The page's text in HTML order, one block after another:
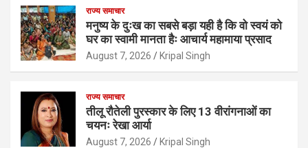
राज्य समाचार
मनुष्य के दुःख का सबसे बड़ा यही है कि वो स्वयं को
घर का स्वामी मानता हैः आचार्य महामाया प्रसाद
August 7, 2026 Kripal Singh
राज्य समाचार
तीलू रौतेली पुरस्कार के लिए 13 वीरांगनाओं का
चयनः रेखा आर्या
August 7, 2026 Kripal Singh